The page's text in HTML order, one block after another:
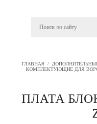
ГЛАВНАЯ /
КОМПЛЕКТУЮЩИЕ ДЛЯ
ПЛАТА